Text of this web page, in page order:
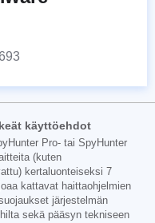
käyttöehdot
Pro- tai SpyHunter
(kuten
kertaluonteiseksi 7
kattavat haittaohjelmien
järjestelmän
sekä pääsyn tekniseen